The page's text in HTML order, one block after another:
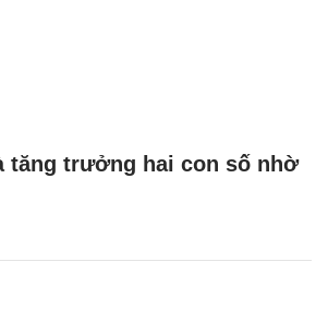
tăng trưởng hai con số nhờ